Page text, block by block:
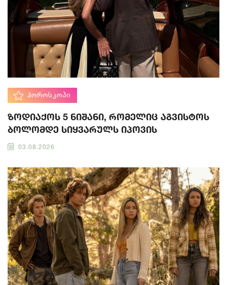
ᲰᲝᲠᲝᲡᲙᲝᲞᲘ
ზოდიაქოს 5 ნიშანი, რომელიც აგვისტოს
ბოლომდე სიყვარულს იპოვის
03.08.2026